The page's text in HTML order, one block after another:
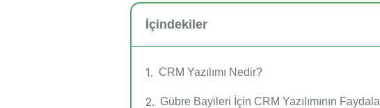
İçindekiler
CRM Yazılımı Nedir?
Gübre Bayileri İçin CRM Yazılımının